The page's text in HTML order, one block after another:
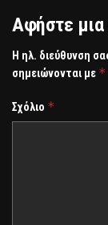
Αφήστε μια
Η ηλ. διεύθυνση
σημειώνονται με *
Σχόλιο *